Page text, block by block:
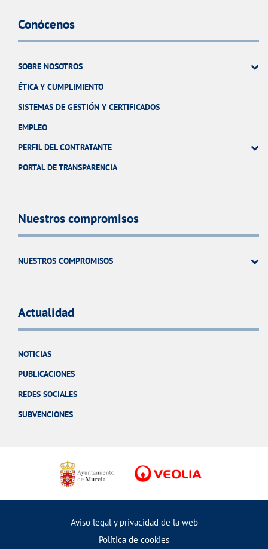
Conócenos
SOBRE NOSOTROS
ÉTICA Y CUMPLIMIENTO
SISTEMAS DE GESTIÓN Y CERTIFICADOS
EMPLEO
PERFIL DEL CONTRATANTE
PORTAL DE TRANSPARENCIA
Nuestros compromisos
NUESTROS COMPROMISOS
Actualidad
NOTICIAS
PUBLICACIONES
REDES SOCIALES
SUBVENCIONES
Aviso legal y privacidad de la web
Política de cookies